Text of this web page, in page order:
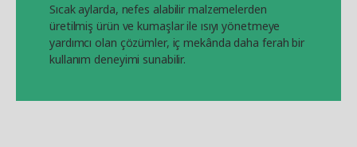
Sıcak aylarda, nefes alabilir malzemelerden
üretilmiş ürün ve kumaşlar ile ısıyı yönetmeye
yardımcı olan çözümler, iç mekânda daha ferah bir
kullanım deneyimi sunabilir.